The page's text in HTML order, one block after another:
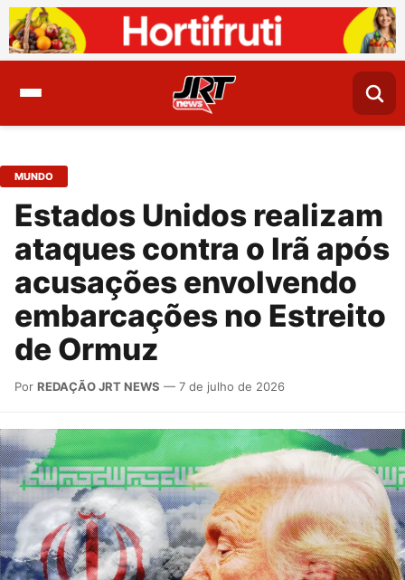
MUNDO
Estados Unidos realizam
ataques contra o Irã após
acusações envolvendo
embarcações no Estreito
de Ormuz
Por REDAÇÃO JRT NEWS — 7 de julho de 2026